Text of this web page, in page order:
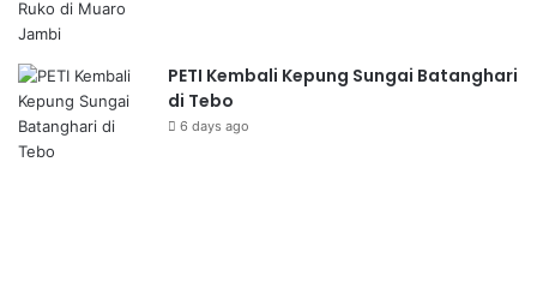
PETI Kembali Kepung Sungai Batanghari
di Tebo
6 days ago